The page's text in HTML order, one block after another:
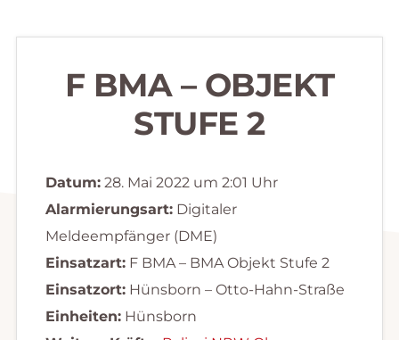
F BMA – OBJEKT
STUFE 2
Datum:28. Mai 2022 um 2:01 Uhr
Alarmierungsart:Digitaler
Meldeempfänger (DME)
Einsatzart:F BMA – BMA Objekt Stufe 2
Einsatzort:Hünsborn – Otto-Hahn-Straße
Einheiten:Hünsborn